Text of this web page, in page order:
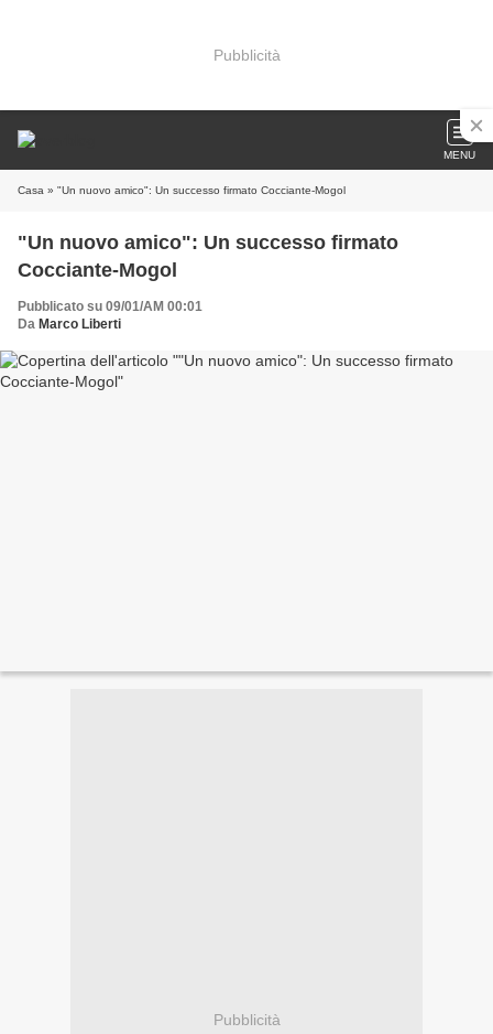
Pubblicità
MENU
Casa » "Un nuovo amico": Un successo firmato Cocciante-Mogol
"Un nuovo amico": Un successo firmato
Cocciante-Mogol
Pubblicato su 09/01/AM 00:01
Da Marco Liberti
Pubblicità